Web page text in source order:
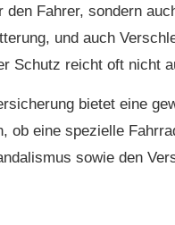
Fahrer, sondern
und auch
Schutz reicht oft nicht
bietet eine
ob eine spezielle
sowie den